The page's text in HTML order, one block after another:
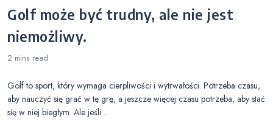
Golf może być trudny, ale nie jest
niemożliwy.
2 mins read
Golf to sport, który wymaga cierpliwości i wytrwałości. Potrzeba czasu,
aby nauczyć się grać w tę grę, a jeszcze więcej czasu potrzeba, aby stać
się w niej biegłym. Ale jeśli…